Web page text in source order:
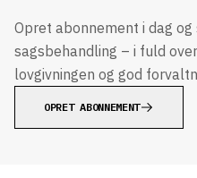
Opret abonnement i dag
sagsbehandling – i fuld
lovgivningen og god
OPRET ABONNEMENT